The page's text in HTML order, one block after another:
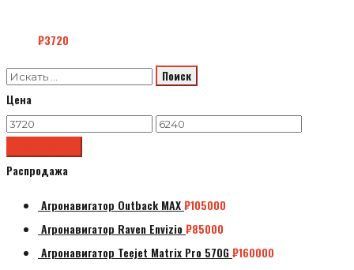
₽3720
Цена
Минимальная
Максимальная
Распродажа
Агронавигатор Outback MAX₽105000
Агронавигатор Raven Envizio ₽85000
Агронавигатор Teejet Matrix Pro 570G ₽160000